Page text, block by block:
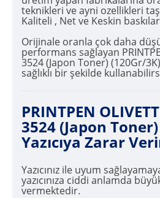
teknikleri ve ayni ozellikleri
Kaliteli , Net ve Keskin
Orijinale oranla çok daha
performans sağlayan
3524 (Japon Toner) (120Gr/3K)
sağlıklı bir şekilde
PRINTPEN
3524 (Japon
Yazıcıya Zarar
Yazıcınız ile uyum
yazıcınıza ciddi anlamda
vermektedir.